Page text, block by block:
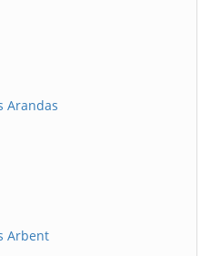
Arandas
Arbent